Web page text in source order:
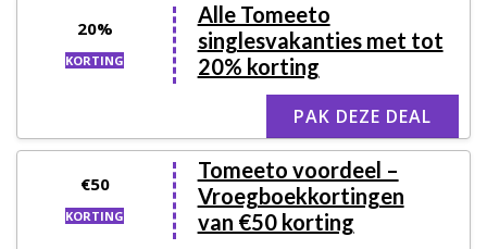
20%
KORTING
Alle Tomeeto
singlesvakanties met tot
20% korting
PAK DEZE DEAL
€50
KORTING
Tomeeto voordeel –
Vroegboekkortingen
van €50 korting